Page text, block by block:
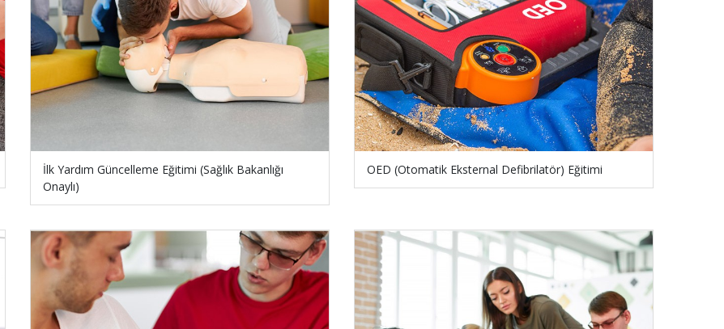
İlk Yardım Güncelleme Eğitimi (Sağlık Bakanlığı
Onaylı)
OED (Otomatik Eksternal Defibrilatör) Eğitimi